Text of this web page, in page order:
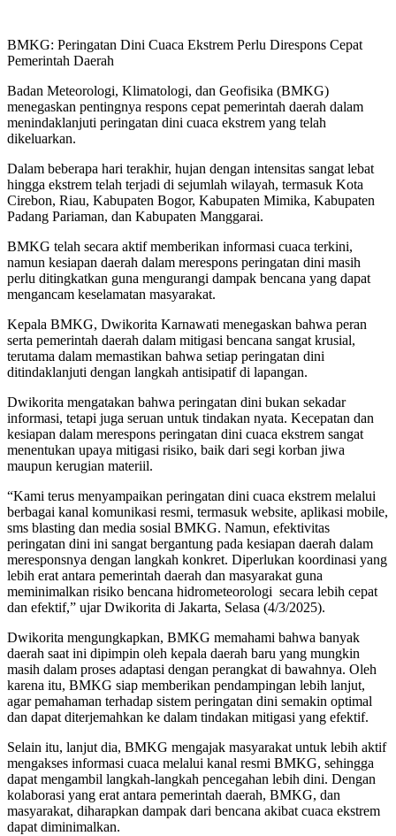
BMKG: Peringatan Dini Cuaca Ekstrem Perlu Direspons Cepat
Pemerintah Daerah
Badan Meteorologi, Klimatologi, dan Geofisika (BMKG)
menegaskan pentingnya respons cepat pemerintah daerah dalam
menindaklanjuti peringatan dini cuaca ekstrem yang telah
dikeluarkan.
Dalam beberapa hari terakhir, hujan dengan intensitas sangat lebat
hingga ekstrem telah terjadi di sejumlah wilayah, termasuk Kota
Cirebon, Riau, Kabupaten Bogor, Kabupaten Mimika, Kabupaten
Padang Pariaman, dan Kabupaten Manggarai.
BMKG telah secara aktif memberikan informasi cuaca terkini,
namun kesiapan daerah dalam merespons peringatan dini masih
perlu ditingkatkan guna mengurangi dampak bencana yang dapat
mengancam keselamatan masyarakat.
Kepala BMKG, Dwikorita Karnawati menegaskan bahwa peran
serta pemerintah daerah dalam mitigasi bencana sangat krusial,
terutama dalam memastikan bahwa setiap peringatan dini
ditindaklanjuti dengan langkah antisipatif di lapangan.
Dwikorita mengatakan bahwa peringatan dini bukan sekadar
informasi, tetapi juga seruan untuk tindakan nyata. Kecepatan dan
kesiapan dalam merespons peringatan dini cuaca ekstrem sangat
menentukan upaya mitigasi risiko, baik dari segi korban jiwa
maupun kerugian materiil.
“Kami terus menyampaikan peringatan dini cuaca ekstrem melalui
berbagai kanal komunikasi resmi, termasuk website, aplikasi mobile,
sms blasting dan media sosial BMKG. Namun, efektivitas
peringatan dini ini sangat bergantung pada kesiapan daerah dalam
meresponsnya dengan langkah konkret. Diperlukan koordinasi yang
lebih erat antara pemerintah daerah dan masyarakat guna
meminimalkan risiko bencana hidrometeorologi secara lebih cepat
dan efektif,” ujar Dwikorita di Jakarta, Selasa (4/3/2025).
Dwikorita mengungkapkan, BMKG memahami bahwa banyak
daerah saat ini dipimpin oleh kepala daerah baru yang mungkin
masih dalam proses adaptasi dengan perangkat di bawahnya. Oleh
karena itu, BMKG siap memberikan pendampingan lebih lanjut,
agar pemahaman terhadap sistem peringatan dini semakin optimal
dan dapat diterjemahkan ke dalam tindakan mitigasi yang efektif.
Selain itu, lanjut dia, BMKG mengajak masyarakat untuk lebih aktif
mengakses informasi cuaca melalui kanal resmi BMKG, sehingga
dapat mengambil langkah-langkah pencegahan lebih dini. Dengan
kolaborasi yang erat antara pemerintah daerah, BMKG, dan
masyarakat, diharapkan dampak dari bencana akibat cuaca ekstrem
dapat diminimalkan.